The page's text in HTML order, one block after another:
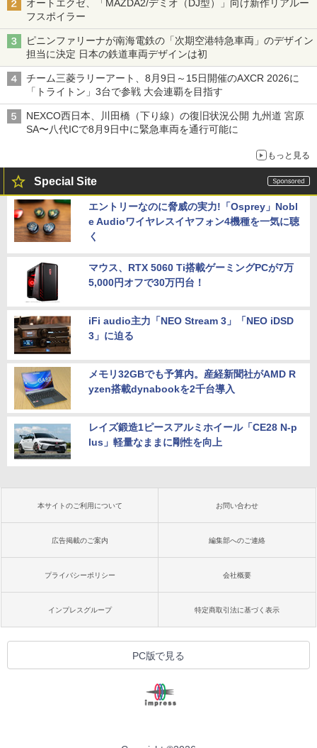
オートエクゼ、「MAZDA2/デミオ（DJ型）」向け新作リアルー
フスポイラー
ピニンファリーナが南海電鉄の「次期空港特急車両」のデザイン
担当に決定 日本の鉄道車両デザインは初
チーム三菱ラリーアート、8月9日～15日開催のAXCR 2026に
「トライトン」3台で参戦 大会連覇を目指す
NEXCO西日本、川田橋（下り線）の復旧状況公開 九州道 宮原
SA〜八代ICで8月9日中に緊急車両を通行可能に
もっと見る
Special Site
エントリーなのに脅威の実力!「Osprey」Nobl
e Audioワイヤレスイヤフォン4機種を一気に聴
く
マウス、RTX 5060 Ti搭載ゲーミングPCが7万
5,000円オフで30万円台！
iFi audio主力「NEO Stream 3」「NEO iDSD
3」に迫る
メモリ32GBでも予算内。産経新聞社がAMD R
yzen搭載dynabookを2千台導入
レイズ鍛造1ピースアルミホイール「CE28 N-p
lus」軽量なままに剛性を向上
本サイトのご利用について お問い合わせ
広告掲載のご案内 編集部へのご連絡
プライバシーポリシー 会社概要
インプレスグループ 特定商取引法に基づく表示
PC版で見る